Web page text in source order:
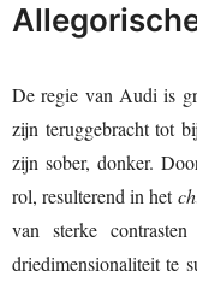
De regie van Audi is
zijn teruggebracht tot
zijn sober, donker.
rol, resulterend in het
van sterke
driedimensionaliteit te